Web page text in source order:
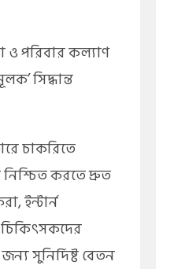
ও পরিবার কল্যাণ
সিদ্ধান্ত
চাকরিতে
নিশ্চিত করতে দ্রুত
ইন্টার্ন
চিকিৎসকদের
সুনির্দিষ্ট বেতন